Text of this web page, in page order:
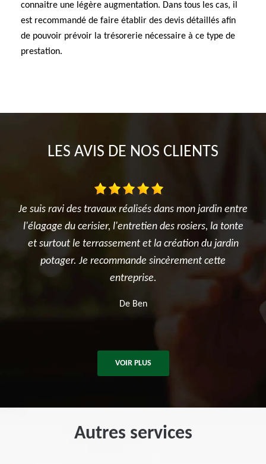
connaitre une légère augmentation. Dans tous les cas, il
est recommandé de faire établir des devis détaillés afin
de pouvoir prévoir la trésorerie nécessaire à ce type de
prestation.
LES AVIS DE NOS CLIENTS
réalisés dans mon jardin entre
l'entretien des rosiers, la tonte
et la création du jardin
sincèrement cette
entreprise.
Très satisfait de
réalisé avec sérieux et
été ponctuelle, efficace et
après les travaux. Je
pour tous vos besoins
De
VOIR PLUS
Autres services